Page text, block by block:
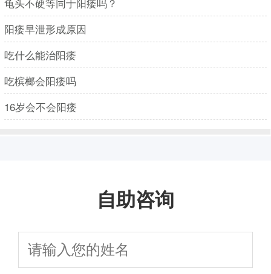
龟头不硬等同于阳痿吗？
阳痿早泄形成原因
吃什么能治阳痿
吃槟榔会阳痿吗
16岁会不会阳痿
自助咨询